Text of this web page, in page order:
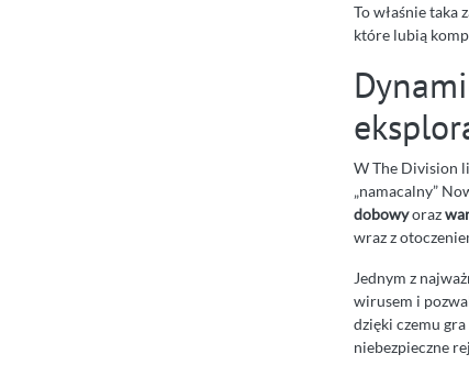
To właśnie taka
które lubią
W The Division
„namacalny”
dobowyoraz
wraz z
Jednym z
wirusem i
dzięki czemu
niebezpieczne